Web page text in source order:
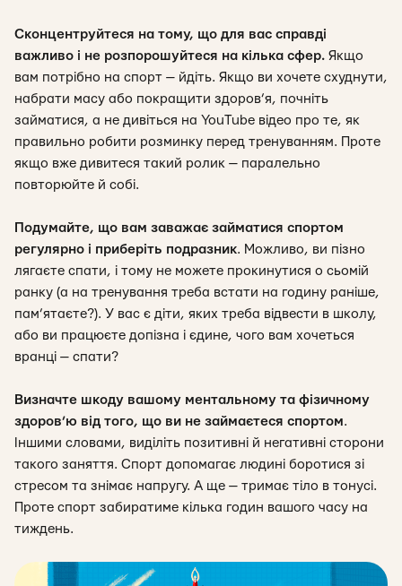
Сконцентруйтеся на тому, що для вас справді
важливо і не розпорошуйтеся на кілька сфер. Якщо
вам потрібно на спорт — йдіть. Якщо ви хочете схуднути,
набрати масу або покращити здоров’я, почніть
займатися, а не дивіться на YouTube відео про те, як
правильно робити розминку перед тренуванням. Проте
якщо вже дивитеся такий ролик — паралельно
повторюйте й собі.
Подумайте, що вам заважає займатися спортом
регулярно і приберіть подразник. Можливо, ви пізно
лягаєте спати, і тому не можете прокинутися о сьомій
ранку (а на тренування треба встати на годину раніше,
пам’ятаєте?). У вас є діти, яких треба відвести в школу,
або ви працюєте допізна і єдине, чого вам хочеться
вранці — спати?
Визначте шкоду вашому ментальному та фізичному
здоров’ю від того, що ви не займаєтеся спортом.
Іншими словами, виділіть позитивні й негативні сторони
такого заняття. Спорт допомагає людині боротися зі
стресом та знімає напругу. А ще — тримає тіло в тонусі.
Проте спорт забиратиме кілька годин вашого часу на
тиждень.